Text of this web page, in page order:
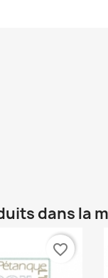
dans la
favorite_border